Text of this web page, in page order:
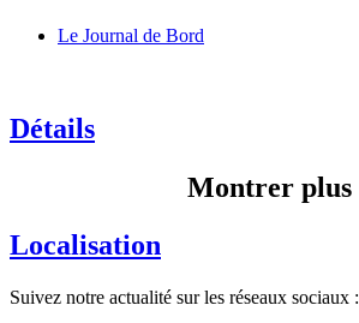
Le Journal de Bord
Détails
Montrer plus
Localisation
Suivez notre actualité sur les réseaux sociaux :